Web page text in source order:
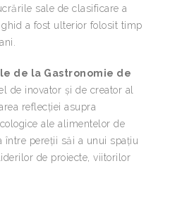
sale de clasificare a
a fost ulterior folosit timp
de la Gastronomie de
de inovator și de creator al
reflecției asupra
ale alimentelor de
între pereții săi a unui spațiu
de proiecte, viitorilor